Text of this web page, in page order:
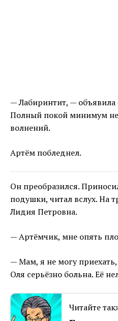
— Лабиринтит, — объявила
Полный покой минимум
волнений.
Артём побледнел.
Он преобразился.
подушки, читал вслух. На
Лидия Петровна.
— Артёмчик, мне опять
— Мам, я не могу
Оля серьёзно больна. Её
Читайте